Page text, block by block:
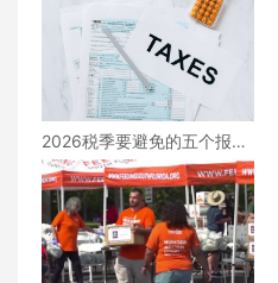
2026税季要避免的五个报税
错误